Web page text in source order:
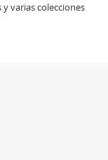
varias colecciones